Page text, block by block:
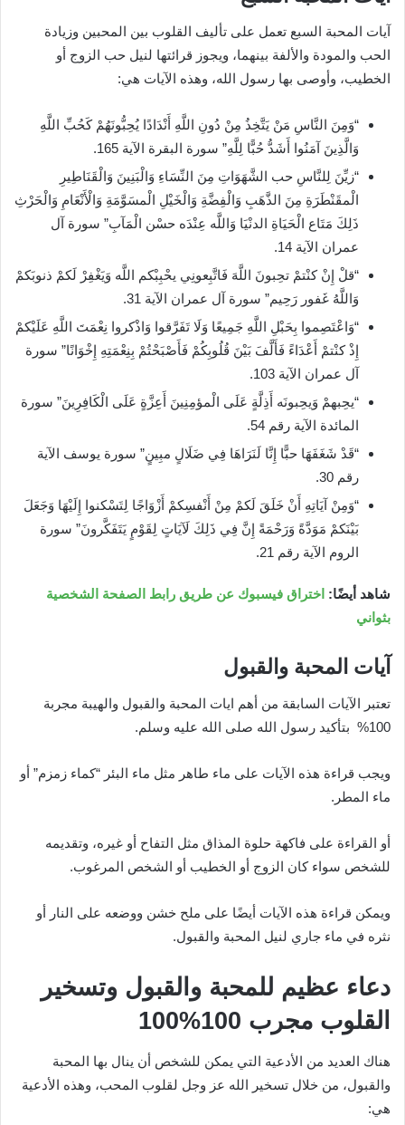
آيات المحبة السبع تعمل على تأليف القلوب بين المحبين وزيادة
الحب والمودة والألفة بينهما، ويجوز قرائتها لنيل حب الزوج أو
الخطيب، وأوصى بها رسول الله، وهذه الآيات هي:
“وَمِنَ النَّاسِ مَنْ يَتَّخِذُ مِنْ دُونِ اللَّهِ أَنْدَادًا يُحِبُّونَهُمْ كَحُبِّ اللَّهِ
وَالَّذِينَ آمَنُوا أَشَدُّ حُبًّا لِلَّهِ” سورة البقرة الآية 165.
“زيِّنَ لِلنَّاسِ حب الشَّهَوَاتِ مِنَ النِّسَاءِ وَالْبَنِينَ وَالْقَنَاطِيرِ
الْمقَنْطَرَةِ مِنَ الذَّهَبِ وَالْفِضَّةِ وَالْخَيْلِ الْمسَوَّمَةِ وَالْأَنْعَامِ وَالْحَرْثِ
ذَلِكَ مَتَاع الْحَيَاةِ الدنْيَا وَاللَّه عِنْدَه حسْن الْمَآبِ” سورة آل
عمران الآية 14.
“قلْ إِنْ كنْتمْ تحِبونَ اللَّهَ فَاتَّبِعونِي يحْبِبْكم اللَّه وَيَغْفِرْ لَكمْ ذنوبَكمْ
وَاللَّهُ غَفور رَحِيم” سورة آل عمران الآية 31.
“وَاعْتَصِموا بِحَبْلِ اللَّهِ جَمِيعًا وَلَا تَفَرَّقوا وَاذْكروا نِعْمَتَ اللَّهِ عَلَيْكمْ
إِذْ كنْتمْ أَعْدَاءً فَأَلَّفَ بَيْنَ قُلُوبِكُمْ فَأَصْبَحْتُمْ بِنِعْمَتِهِ إِخْوَانًا” سورة
آل عمران الآية 103.
“يحِبهمْ وَيحِبونَه أَذِلَّةٍ عَلَى الْمؤمِنِينَ أَعِزَّةٍ عَلَى الْكَافِرِينَ” سورة
المائدة الآية رقم 54.
“قَدْ شَغَفَهَا حبًّا إِنَّا لَنَرَاهَا فِي ضَلَالٍ مبِينٍ” سورة يوسف الآية
رقم 30.
“وَمِنْ آيَاتِهِ أَنْ خَلَقَ لَكمْ مِنْ أَنْفسِكمْ أَزْوَاجًا لِتَسْكنوا إِلَيْهَا وَجَعَلَ
بَيْنَكمْ مَوَدَّةً وَرَحْمَةً إِنَّ فِي ذَلِكَ لَآيَاتٍ لِقَوْمٍ يَتَفَكَّرونَ” سورة
الروم الآية رقم 21.
شاهد أيضًا: اختراق فيسبوك عن طريق رابط الصفحة الشخصية
بثواني
آيات المحبة والقبول
تعتبر الآيات السابقة من أهم ايات المحبة والقبول والهيبة مجربة
100% بتأكيد رسول الله صلى الله عليه وسلم.
ويجب قراءة هذه الآيات على ماء طاهر مثل ماء البئر “كماء زمزم” أو
ماء المطر.
أو القراءة على فاكهة حلوة المذاق مثل التفاح أو غيره، وتقديمه
للشخص سواء كان الزوج أو الخطيب أو الشخص المرغوب.
ويمكن قراءة هذه الآيات أيضًا على ملح خشن ووضعه على النار أو
نثره في ماء جاري لنيل المحبة والقبول.
دعاء عظيم للمحبة والقبول وتسخير
القلوب مجرب 100
%
100
هناك العديد من الأدعية التي يمكن للشخص أن ينال بها المحبة
والقبول، من خلال تسخير الله عز وجل لقلوب المحب، وهذه الأدعية
هي: